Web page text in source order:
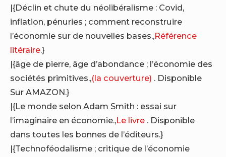
|{Déclin et chute du néolibéralisme : Covid,
inflation, pénuries ; comment reconstruire
l’économie sur de nouvelles bases.,Référence
litéraire.}
|{âge de pierre, âge d’abondance ; l’économie des
sociétés primitives.,(la couverture) . Disponible
Sur AMAZON.}
|{Le monde selon Adam Smith : essai sur
l’imaginaire en économie.,Le livre . Disponible
dans toutes les bonnes de l’éditeurs.}
|{Technoféodalisme ; critique de l’économie